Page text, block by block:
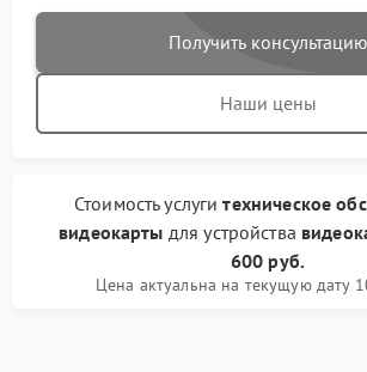
Получить консультацию
Наши цены
Стоимость услугитехническое
видеокарты для устройства
600 руб.
Цена актуальна на текущую дату